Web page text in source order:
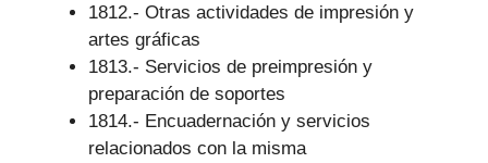
1812.- Otras actividades de impresión y
artes gráficas
1813.- Servicios de preimpresión y
preparación de soportes
1814.- Encuadernación y servicios
relacionados con la misma